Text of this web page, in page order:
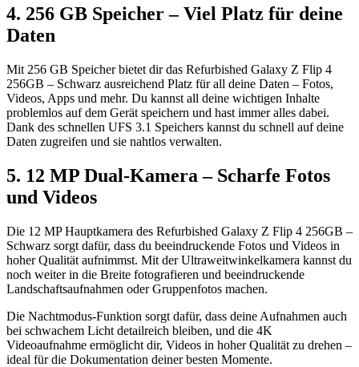
4. 256 GB Speicher – Viel Platz für deine
Daten
Mit 256 GB Speicher bietet dir das Refurbished Galaxy Z Flip 4
256GB – Schwarz ausreichend Platz für all deine Daten – Fotos,
Videos, Apps und mehr. Du kannst all deine wichtigen Inhalte
problemlos auf dem Gerät speichern und hast immer alles dabei.
Dank des schnellen UFS 3.1 Speichers kannst du schnell auf deine
Daten zugreifen und sie nahtlos verwalten.
5. 12 MP Dual-Kamera – Scharfe Fotos
und Videos
Die 12 MP Hauptkamera des Refurbished Galaxy Z Flip 4 256GB –
Schwarz sorgt dafür, dass du beeindruckende Fotos und Videos in
hoher Qualität aufnimmst. Mit der Ultraweitwinkelkamera kannst du
noch weiter in die Breite fotografieren und beeindruckende
Landschaftsaufnahmen oder Gruppenfotos machen.
Die Nachtmodus-Funktion sorgt dafür, dass deine Aufnahmen auch
bei schwachem Licht detailreich bleiben, und die 4K
Videoaufnahme ermöglicht dir, Videos in hoher Qualität zu drehen –
ideal für die Dokumentation deiner besten Momente.